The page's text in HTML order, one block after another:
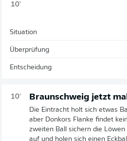
10'
Situation
Überprüfung
Entscheidung
10' Braunschweig jetzt mal
Die Eintracht holt sich etwas
aber Donkors Flanke findet
zweiten Ball sichern die
auf und holen sich einen